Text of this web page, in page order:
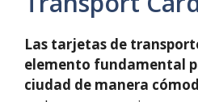
Las tarjetas de
elemento fundamental
ciudad de manera